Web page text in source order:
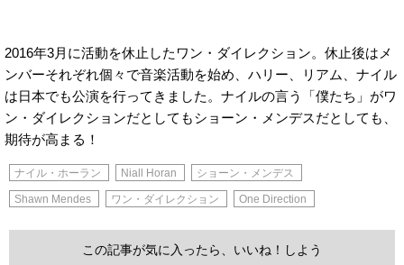
2016年3月に活動を休止したワン・ダイレクション。休止後はメ
ンバーそれぞれ個々で音楽活動を始め、ハリー、リアム、ナイル
は日本でも公演を行ってきました。ナイルの言う「僕たち」がワ
ン・ダイレクションだとしてもショーン・メンデスだとしても、
期待が高まる！
ナイル・ホーラン Niall Horan ショーン・メンデス
Shawn Mendes ワン・ダイレクション One Direction
この記事が気に入ったら、いいね！しよう